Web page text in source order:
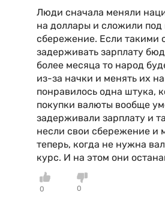
Люди сначала меняли
на доллары и сложили
сбережение. Если такими
задерживать зарплату
более месяца то народ
из-за начки и менять их
понравилось одна штука,
покупки валюты вообще
задерживали зарплату и
несли свои сбережение и
теперь, когда не нужна
курс. И на этом они
0
0